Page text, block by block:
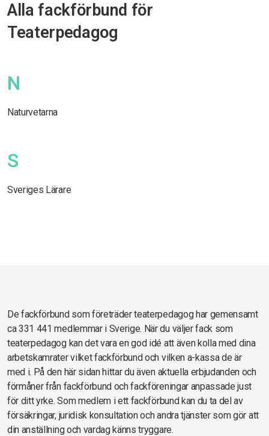
Alla fackförbund för
Teaterpedagog
N
Naturvetarna
S
Sveriges Lärare
De fackförbund som företräder teaterpedagog har gemensamt
ca 331 441 medlemmar i Sverige. När du väljer fack som
teaterpedagog kan det vara en god idé att även kolla med dina
arbetskamrater vilket fackförbund och vilken a-kassa de är
med i. På den här sidan hittar du även aktuella erbjudanden och
förmåner från fackförbund och fackföreningar anpassade just
för ditt yrke. Som medlem i ett fackförbund kan du ta del av
försäkringar, juridisk konsultation och andra tjänster som gör att
din anställning och vardag känns tryggare.